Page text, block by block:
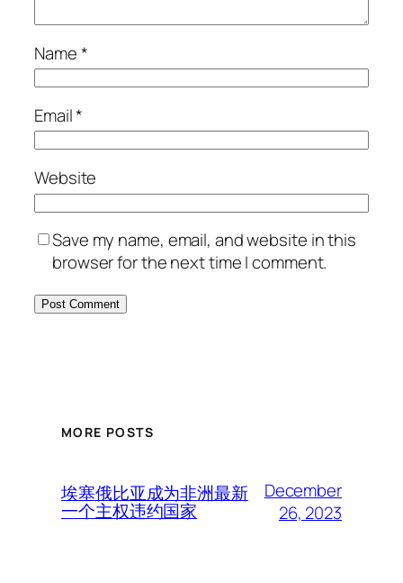
Name*
Email*
Website
Save my name, email, and website in this
browser for the next time I comment.
MORE POSTS
埃塞俄比亚成为非洲最新
一个主权违约国家
December
26, 2023